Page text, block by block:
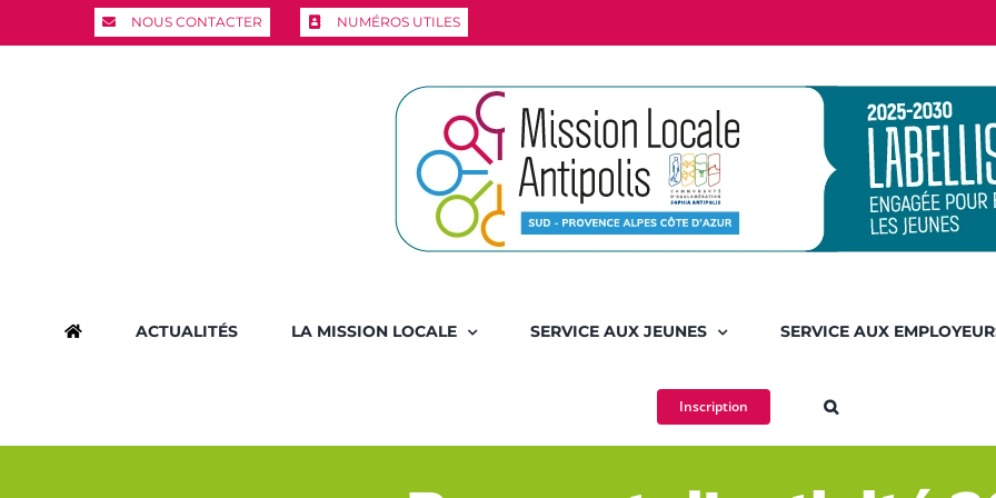
NOUS CONTACTER NUMÉROS UTILES
ACTUALITÉS LA MISSION LOCALE SERVICE AUX JEUNES SERVICE AUX
Inscription